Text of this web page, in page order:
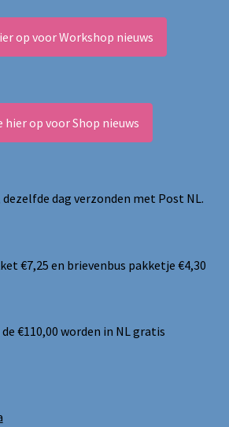
op voor Workshop nieuws
hier op voor Shop nieuws
dag verzonden met Post NL.
€7,25 en brievenbus pakketje €4,30
€110,00 worden in NL gratis